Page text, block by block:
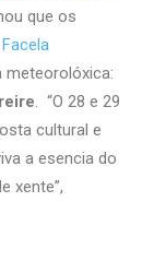
que os
meteorolóxica:
. “O 28 e 29
cultural e
a esencia do
xente”,